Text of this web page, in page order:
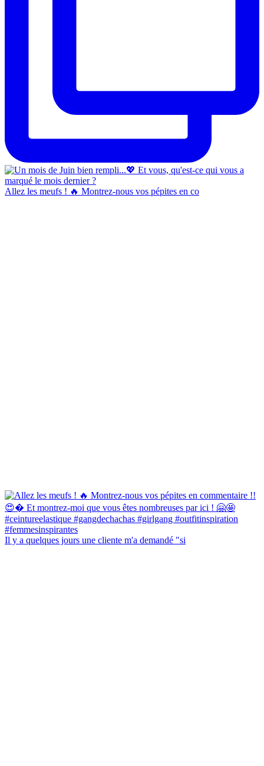
Allez les meufs ! 🔥 Montrez-nous vos pépites en co
Il y a quelques jours une cliente m'a demandé "si